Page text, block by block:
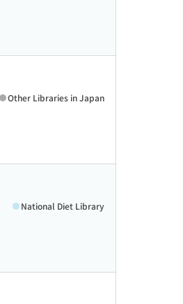
Other Libraries in Japan
National Diet Library